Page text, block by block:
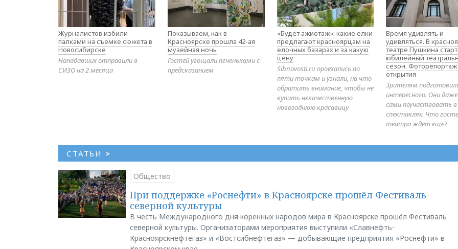
Журналистов избили
палками на съемке сюжета в
Новосибирске
Нападавших отправили в
СИЗО на 2 месяца
Показываем, как в
Красноярске прошла 42-ая
музейная ночь
Гостей угощали печеньками с
предсказанием
«Будет ажиотаж»: какие елки
предлагают красноярцам на
елочных базарах и за какую
цену
Sibnovosti.ru проехались по
пяти точкам и узнали, на что
обратить внимание, чтобы не
купить некачественную
новогоднюю красавицу
Время удивлять и
удивляться. В
театре Пушкина
юбилейный
сезон. Фоторепортаж
открытия
Зрителям
интересного. Они
сами поучаствовать в
спектаклях. Что
театра ждет еще?
СТАТЬИ >
Общество
При поддержке «Роснефти» в Красноярске прошёл Фестиваль
северной культуры
В честь Международного дня коренных народов мира в Красноярске прошёл Фестиваль
северной культуры. Организаторами мероприятия выступили «Славнефть-
Красноярскнефтегаз» и «Востсибнефтегаз» — добывающие предприятия «Роснефти» в